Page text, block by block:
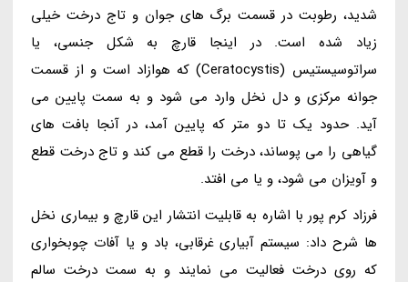
شدید، رطوبت در قسمت برگ های جوان و تاج درخت خیلی
زیاد شده است. در اینجا قارچ به شکل جنسی، یا
سراتوسیستیس (Ceratocystis) که هوازاد است و از قسمت
جوانه مرکزی و دل نخل وارد می شود و به سمت پایین می
آید. حدود یک تا دو متر که پایین آمد، در آنجا بافت های
گیاهی را می پوساند، درخت را قطع می کند و تاج درخت قطع
و آویزان می شود، و یا می افتد.
فرزاد کرم پور با اشاره به قابلیت انتشار این قارچ و بیماری نخل
ها شرح داد: سیستم آبیاری غرقابی، باد و یا آفات چوبخواری
که روی درخت فعالیت می نمایند و به سمت درخت سالم